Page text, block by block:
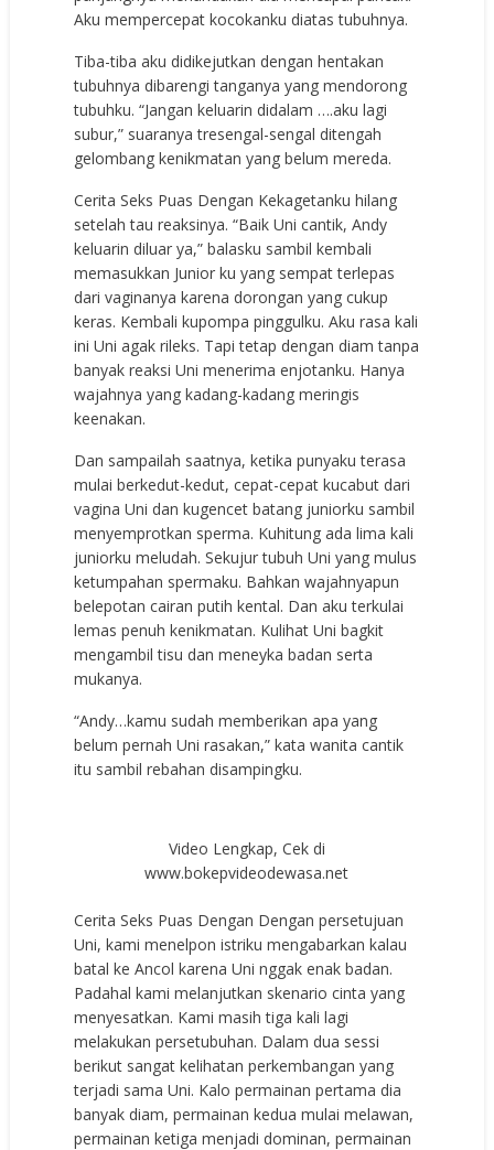
Aku mempercepat kocokanku diatas tubuhnya.
Tiba-tiba aku didikejutkan dengan hentakan
tubuhnya dibarengi tanganya yang mendorong
tubuhku. “Jangan keluarin didalam ….aku lagi
subur,” suaranya tresengal-sengal ditengah
gelombang kenikmatan yang belum mereda.
Cerita Seks Puas Dengan Kekagetanku hilang
setelah tau reaksinya. “Baik Uni cantik, Andy
keluarin diluar ya,” balasku sambil kembali
memasukkan Junior ku yang sempat terlepas
dari vaginanya karena dorongan yang cukup
keras. Kembali kupompa pinggulku. Aku rasa kali
ini Uni agak rileks. Tapi tetap dengan diam tanpa
banyak reaksi Uni menerima enjotanku. Hanya
wajahnya yang kadang-kadang meringis
keenakan.
Dan sampailah saatnya, ketika punyaku terasa
mulai berkedut-kedut, cepat-cepat kucabut dari
vagina Uni dan kugencet batang juniorku sambil
menyemprotkan sperma. Kuhitung ada lima kali
juniorku meludah. Sekujur tubuh Uni yang mulus
ketumpahan spermaku. Bahkan wajahnyapun
belepotan cairan putih kental. Dan aku terkulai
lemas penuh kenikmatan. Kulihat Uni bagkit
mengambil tisu dan meneyka badan serta
mukanya.
“Andy…kamu sudah memberikan apa yang
belum pernah Uni rasakan,” kata wanita cantik
itu sambil rebahan disampingku.
Video Lengkap, Cek di
www.bokepvideodewasa.net
Cerita Seks Puas Dengan Dengan persetujuan
Uni, kami menelpon istriku mengabarkan kalau
batal ke Ancol karena Uni nggak enak badan.
Padahal kami melanjutkan skenario cinta yang
menyesatkan. Kami masih tiga kali lagi
melakukan persetubuhan. Dalam dua sessi
berikut sangat kelihatan perkembangan yang
terjadi sama Uni. Kalo permainan pertama dia
banyak diam, permainan kedua mulai melawan,
permainan ketiga menjadi dominan, permainan